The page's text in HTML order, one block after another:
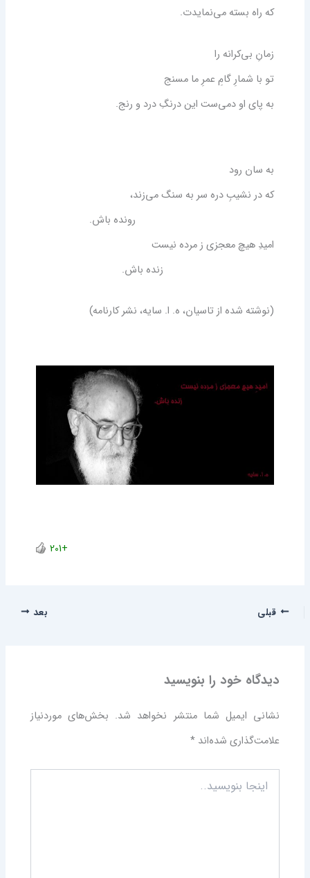
که راه بسته می‌نمایدت.
زمانِ بی‌کرانه را
تو با شمارِ گامِ عمرِ ما مسنج
به پای او دمی‌ست این درنگِ درد و رنج.
به سان رود
که در نشیبِ دره سر به سنگ می‌زند،
رونده باش.
امیدِ هیچ معجزی ز مرده نیست
زنده باش.
(نوشته شده از تاسیان، ه. ا. سایه، نشر کارنامه)
+201
قبلی بعد
دیدگاه‌ خود را بنویسید
نشانی ایمیل شما منتشر نخواهد شد. بخش‌های موردنیاز
علامت‌گذاری شده‌اند*
بنویسید..